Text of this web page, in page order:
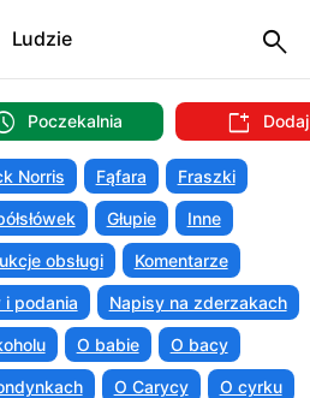
Ludzie
Poczekalnia Dodaj
Norris Fąfara Fraszki
Głupie Inne
obsługi Komentarze
i podania Napisy na zderzakach
O babie O bacy
O Carycy O cyrku